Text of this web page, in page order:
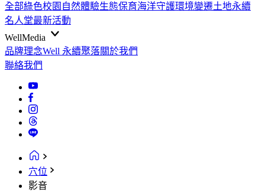
全部綠色校園 自然體驗生態保育海洋守護環境變遷土地永續
名人堂最新活動
WellMedia
品牌理念Well 永續聚落關於我們
聯絡我們
穴位
影音